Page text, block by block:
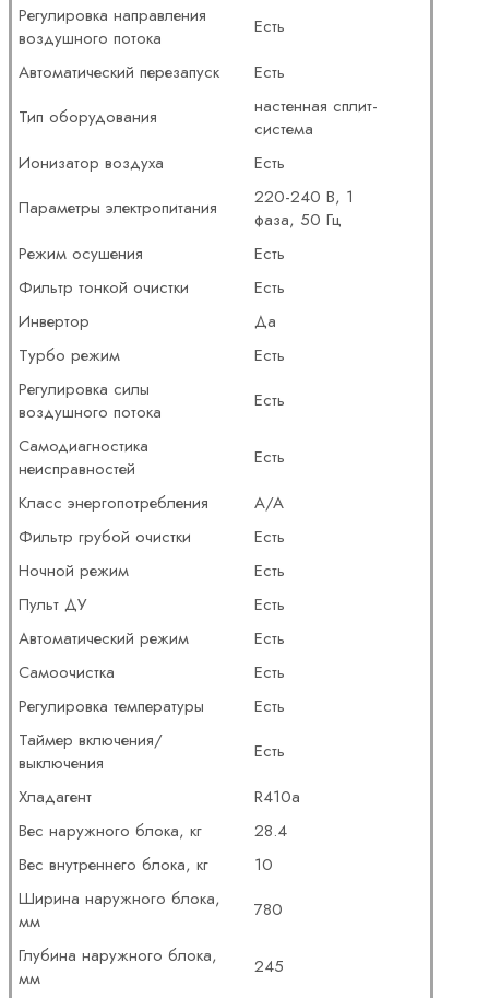
Регулировка направления
воздушного потока
Есть
Автоматический перезапуск
Есть
Тип оборудования
настенная сплит-
система
Ионизатор воздуха
Есть
Параметры электропитания
220-240 В, 1
фаза, 50 Гц
Режим осушения
Есть
Фильтр тонкой очистки
Есть
Инвертор
Да
Турбо режим
Есть
Регулировка силы
воздушного потока
Есть
Самодиагностика
неисправностей
Есть
Класс энергопотребления
A/A
Фильтр грубой очистки
Есть
Ночной режим
Есть
Пульт ДУ
Есть
Автоматический режим
Есть
Самоочистка
Есть
Регулировка температуры
Есть
Таймер включения/
выключения
Есть
Хладагент
R410a
Вес наружного блока, кг
28.4
Вес внутреннего блока, кг
10
Ширина наружного блока,
мм
780
Глубина наружного блока,
мм
245